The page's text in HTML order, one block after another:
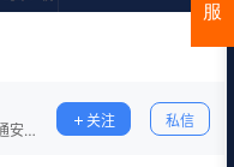
关注 私信
服